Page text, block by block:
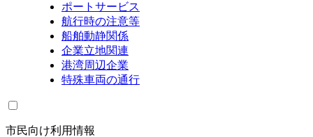
ポートサービス
航行時の注意等
船舶動静関係
企業立地関連
港湾周辺企業
特殊車両の通行
市民向け利用情報